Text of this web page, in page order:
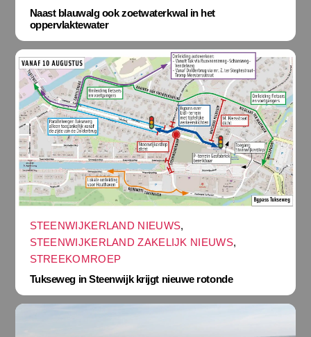
Naast blauwalg ook zoetwaterkwal in het
oppervlaktewater
STEENWIJKERLAND NIEUWS,
STEENWIJKERLAND ZAKELIJK NIEUWS,
STREEKOMROEP
Tukseweg in Steenwijk krijgt nieuwe rotonde